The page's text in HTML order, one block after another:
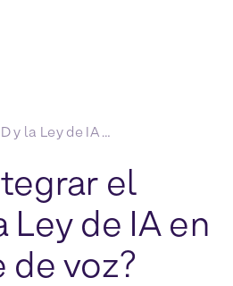
¿Cómo integrar el RGPD y la Ley de IA en un agente de voz?
el
Ley de IA en
de voz?